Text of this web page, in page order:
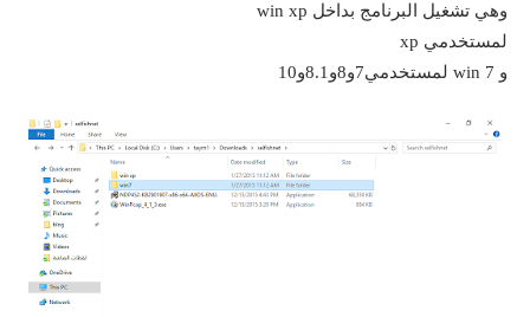
وهي تشغيل البرنامج بداخل win xp
لمستخدمي xp
و win 7 لمستخدمي7و8و8.1و10